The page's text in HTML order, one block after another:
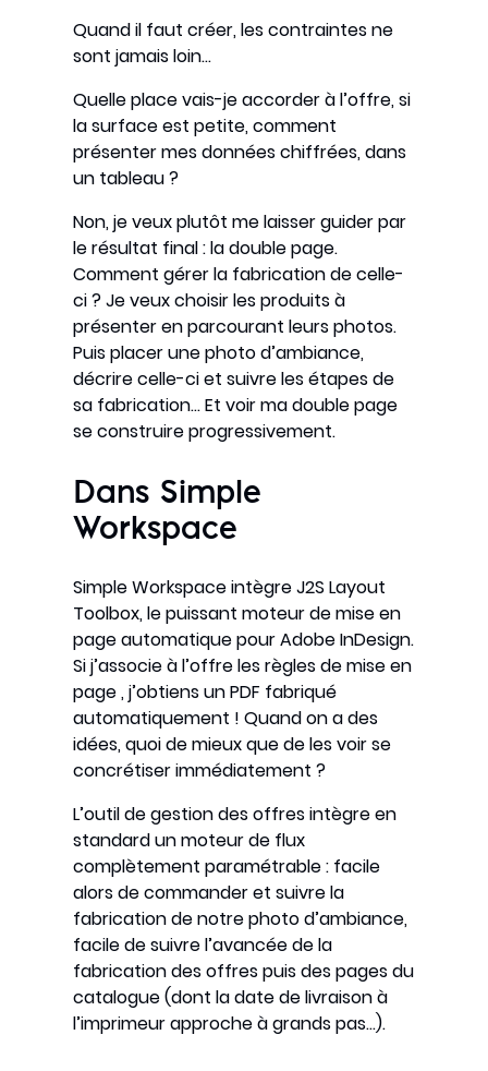
Quand il faut créer, les contraintes ne
sont jamais loin…
Quelle place vais-je accorder à l’offre, si
la surface est petite, comment
présenter mes données chiffrées, dans
un tableau ?
Non, je veux plutôt me laisser guider par
le résultat final : la double page.
Comment gérer la fabrication de celle-
ci ? Je veux choisir les produits à
présenter en parcourant leurs photos.
Puis placer une photo d’ambiance,
décrire celle-ci et suivre les étapes de
sa fabrication… Et voir ma double page
se construire progressivement.
Dans Simple
Workspace
Simple Workspace intègre J2S Layout
Toolbox, le puissant moteur de mise en
page automatique pour Adobe InDesign.
Si j’associe à l’offre les règles de mise en
page , j’obtiens un PDF fabriqué
automatiquement ! Quand on a des
idées, quoi de mieux que de les voir se
concrétiser immédiatement ?
L’outil de gestion des offres intègre en
standard un moteur de flux
complètement paramétrable : facile
alors de commander et suivre la
fabrication de notre photo d’ambiance,
facile de suivre l’avancée de la
fabrication des offres puis des pages du
catalogue (dont la date de livraison à
l’imprimeur approche à grands pas…).